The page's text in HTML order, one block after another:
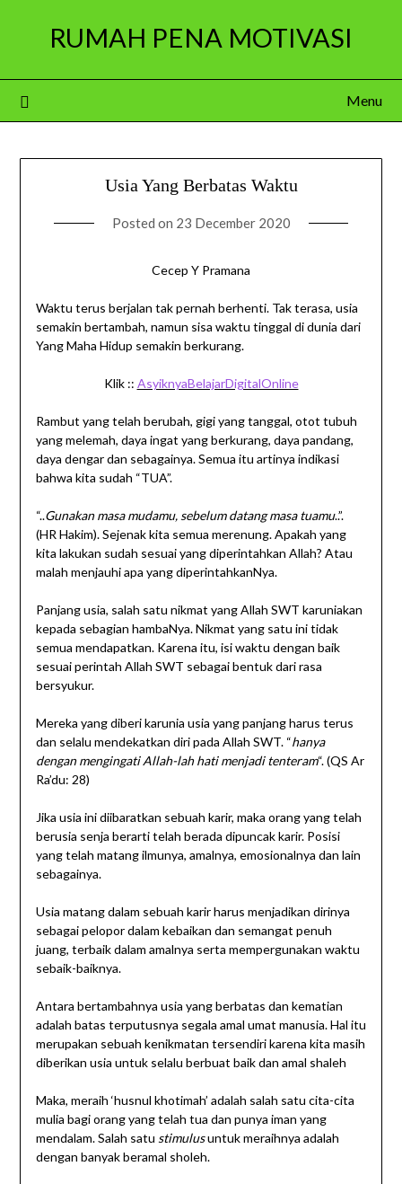
RUMAH PENA MOTIVASI
Menu
Usia Yang Berbatas Waktu
Posted on 23 December 2020
Cecep Y Pramana
Waktu terus berjalan tak pernah berhenti. Tak terasa, usia
semakin bertambah, namun sisa waktu tinggal di dunia dari
Yang Maha Hidup semakin berkurang.
Klik :: AsyiknyaBelajarDigitalOnline
Rambut yang telah berubah, gigi yang tanggal, otot tubuh
yang melemah, daya ingat yang berkurang, daya pandang,
daya dengar dan sebagainya. Semua itu artinya indikasi
bahwa kita sudah “TUA”.
“..Gunakan masa mudamu, sebelum datang masa tuamu..”.
(HR Hakim). Sejenak kita semua merenung. Apakah yang
kita lakukan sudah sesuai yang diperintahkan Allah? Atau
malah menjauhi apa yang diperintahkanNya.
Panjang usia, salah satu nikmat yang Allah SWT karuniakan
kepada sebagian hambaNya. Nikmat yang satu ini tidak
semua mendapatkan. Karena itu, isi waktu dengan baik
sesuai perintah Allah SWT sebagai bentuk dari rasa
bersyukur.
Mereka yang diberi karunia usia yang panjang harus terus
dan selalu mendekatkan diri pada Allah SWT. “hanya
dengan mengingati Allah-lah hati menjadi tenteram“. (QS Ar
Ra’du: 28)
Jika usia ini diibaratkan sebuah karir, maka orang yang telah
berusia senja berarti telah berada dipuncak karir. Posisi
yang telah matang ilmunya, amalnya, emosionalnya dan lain
sebagainya.
Usia matang dalam sebuah karir harus menjadikan dirinya
sebagai pelopor dalam kebaikan dan semangat penuh
juang, terbaik dalam amalnya serta mempergunakan waktu
sebaik-baiknya.
Antara bertambahnya usia yang berbatas dan kematian
adalah batas terputusnya segala amal umat manusia. Hal itu
merupakan sebuah kenikmatan tersendiri karena kita masih
diberikan usia untuk selalu berbuat baik dan amal shaleh
Maka, meraih ‘husnul khotimah’ adalah salah satu cita-cita
mulia bagi orang yang telah tua dan punya iman yang
mendalam. Salah satu stimulusuntuk meraihnya adalah
dengan banyak beramal sholeh.